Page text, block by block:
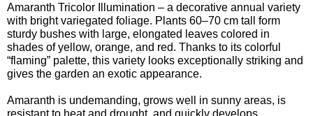
Amaranth Tricolor Illumination – a decorative annual variety
with bright variegated foliage. Plants 60–70 cm tall form
sturdy bushes with large, elongated leaves colored in
shades of yellow, orange, and red. Thanks to its colorful
“flaming” palette, this variety looks exceptionally striking and
gives the garden an exotic appearance.
Amaranth is undemanding, grows well in sunny areas, is
resistant to heat and drought, and quickly develops
Семена сельдерея
Семена сидератов
Семена табака
клещей, ос, мошек, слепней
Средства защиты от мух
Средства защиты от моли
Средства защиты от капустницы